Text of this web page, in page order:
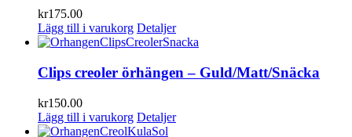
kr175.00
Lägg till i varukorg Detaljer
Clips creoler örhängen – Guld/Matt/Snäcka
kr150.00
Lägg till i varukorg Detaljer